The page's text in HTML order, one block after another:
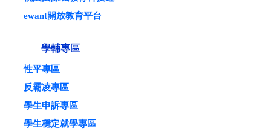
ewant開放教育平台
學輔專區
性平專區
反霸凌專區
學生申訴專區
學生穩定就學專區